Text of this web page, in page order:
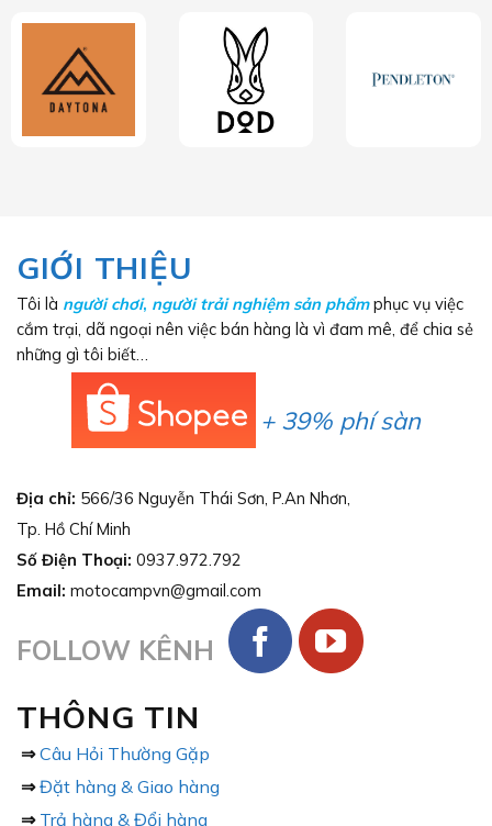
GIỚI THIỆU
Tôi là người chơi, người trải nghiệm sản phẩmphục vụ việc
cắm trại, dã ngoại nên việc bán hàng là vì đam mê, để chia sẻ
những gì tôi biết…
+ 39% phí sàn
Địa chỉ: 566/36 Nguyễn Thái Sơn, P.An Nhơn,
Tp. Hồ Chí Minh
Số Điện Thoại: 0937.972.792
Email: motocampvn@gmail.com
FOLLOW KÊNH
THÔNG TIN
⇒ Câu Hỏi Thường Gặp
⇒ Đặt hàng & Giao hàng
⇒ Trả hàng & Đổi hàng